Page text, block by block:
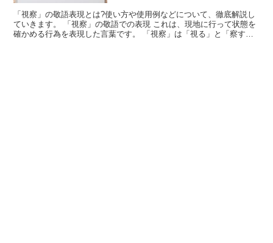
「視察」の敬語表現とは?使い方や使用例などについて、徹底解説し
ていきます。 「視察」の敬語での表現 これは、現地に行って状態を
確かめる行為を表現した言葉です。 「視察」は「視る」と「察す